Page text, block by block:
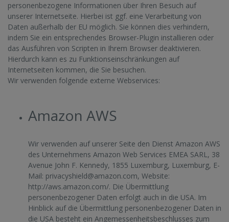
personenbezogene Informationen über Ihren Besuch auf
unserer Internetseite. Hierbei ist ggf. eine Verarbeitung von
Daten außerhalb der EU möglich. Sie können dies verhindern,
indem Sie ein entsprechendes Browser-Plugin installieren oder
das Ausführen von Scripten in Ihrem Browser deaktivieren.
Hierdurch kann es zu Funktionseinschränkungen auf
Internetseiten kommen, die Sie besuchen.
Wir verwenden folgende externe Webservices:
Amazon AWS
Wir verwenden auf unserer Seite den Dienst Amazon AWS
des Unternehmens Amazon Web Services EMEA SARL, 38
Avenue John F. Kennedy, 1855 Luxemburg, Luxemburg, E-
Mail: privacyshield@amazon.com, Website:
http://aws.amazon.com/. Die Übermittlung
personenbezogener Daten erfolgt auch in die USA. Im
Hinblick auf die Übermittlung personenbezogener Daten in
die USA besteht ein Angemessenheitsbeschlusses zum